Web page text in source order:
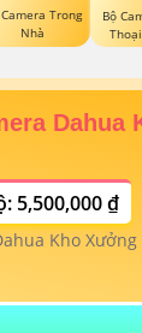
Camera Trong
Nhà
Bộ
Dahua
5,500,000 ₫
Kho